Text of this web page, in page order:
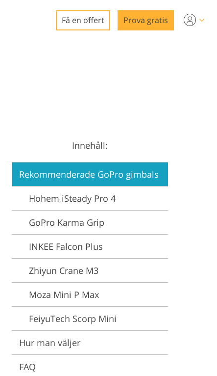
Få en offert Prova gratis
Innehåll:
Rekommenderade GoPro gimbals
Hohem iSteady Pro 4
GoPro Karma Grip
INKEE Falcon Plus
Zhiyun Crane M3
Moza Mini P Max
FeiyuTech Scorp Mini
Hur man väljer
FAQ